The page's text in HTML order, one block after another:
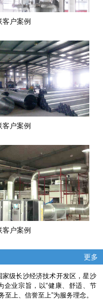
客户案例
客户案例
客户案例
更多
级长沙经济技术开发区，星沙
企业宗旨，以“健康、舒适、节
至上、信誉至上”为服务理念。